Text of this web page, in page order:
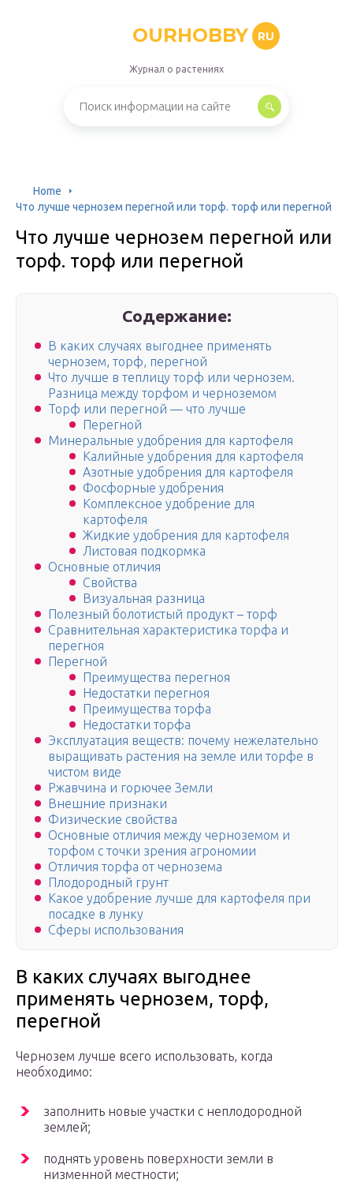
OURHOBBY RU
Журнал о растениях
Home
Что лучше чернозем перегной или торф. торф или перегной
Что лучше чернозем перегной или
торф. торф или перегной
Содержание:
В каких случаях выгоднее применять
чернозем, торф, перегной
Что лучше в теплицу торф или чернозем.
Разница между торфом и черноземом
Торф или перегной — что лучше
Перегной
Минеральные удобрения для картофеля
Калийные удобрения для картофеля
Азотные удобрения для картофеля
Фосфорные удобрения
Комплексное удобрение для
картофеля
Жидкие удобрения для картофеля
Листовая подкормка
Основные отличия
Свойства
Визуальная разница
Полезный болотистый продукт – торф
Сравнительная характеристика торфа и
перегноя
Перегной
Преимущества перегноя
Недостатки перегноя
Преимущества торфа
Недостатки торфа
Эксплуатация веществ: почему нежелательно
выращивать растения на земле или торфе в
чистом виде
Ржавчина и горючее Земли
Внешние признаки
Физические свойства
Основные отличия между черноземом и
торфом с точки зрения агрономии
Отличия торфа от чернозема
Плодородный грунт
Какое удобрение лучше для картофеля при
посадке в лунку
Сферы использования
В каких случаях выгоднее
применять чернозем, торф,
перегной
Чернозем лучше всего использовать, когда
необходимо:
заполнить новые участки с неплодородной
землей;
поднять уровень поверхности земли в
низменной местности;